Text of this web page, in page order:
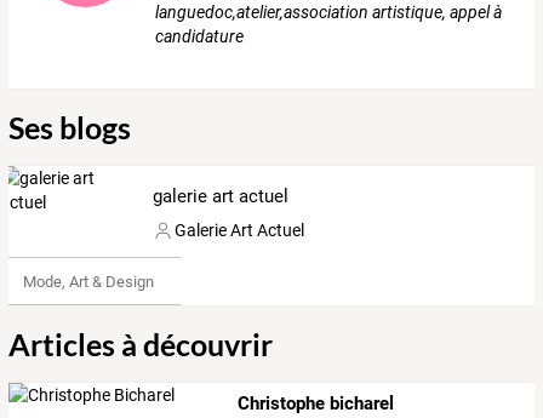
languedoc,atelier,association artistique, appel à
candidature
Ses blogs
galerie art actuel
Galerie Art Actuel
Mode, Art & Design
Articles à découvrir
Christophe bicharel